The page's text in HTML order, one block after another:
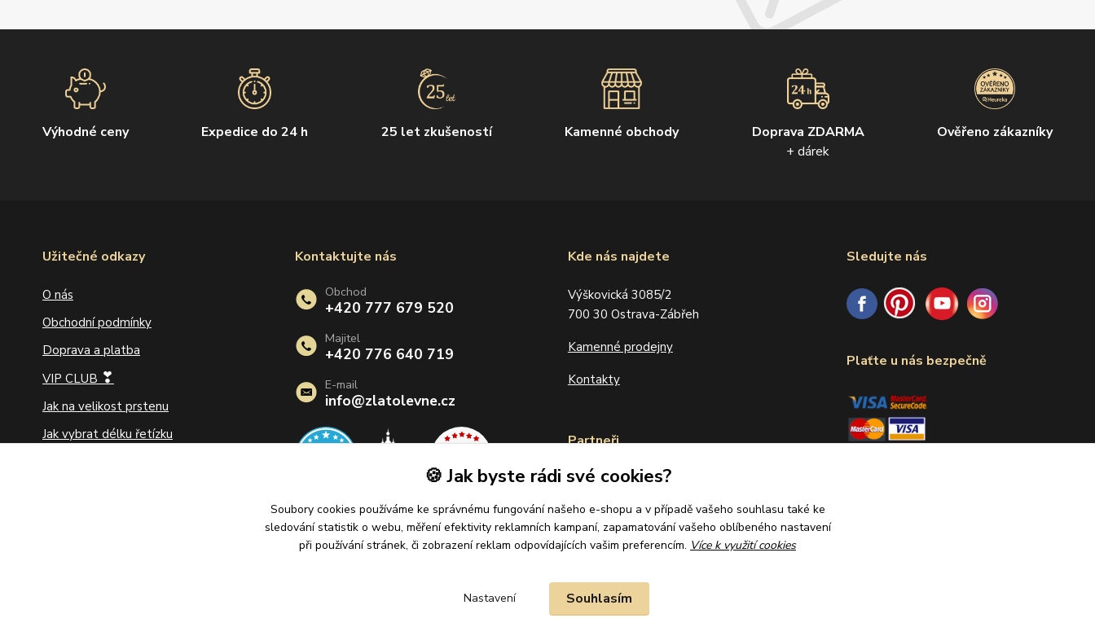
Výhodné ceny Expedice do 24 h 25 let zkušeností Kamenné obchody
Doprava ZDARMA
+ dárek
Ověřeno zákazníky
Užitečné odkazy
O nás
Obchodní podmínky
Doprava a platba
VIP CLUB ❣
Jak na velikost prstenu
Jak vybrat délku řetízku
Kde nás najdete
Výškovická 3085/2
700 30 Ostrava-Zábřeh
Kamenné prodejny
Kontakty
Partneři
Sledujte nás
Plaťte u nás bezpečně
Kontaktujte nás
Obchod
+420 777 679 520
Majitel
+420 776 640 719
E-mail
info@zlatolevne.cz
🍪 Jak byste rádi své cookies?
Soubory cookies používáme ke správnému fungování našeho e-shopu a v případě vašeho souhlasu také ke
sledování statistik o webu, měření efektivity reklamních kampaní, zapamatování vašeho oblíbeného nastavení
při používání stránek, či zobrazení reklam odpovídajících vašim preferencím. Více k využití cookies
Nastavení Souhlasím